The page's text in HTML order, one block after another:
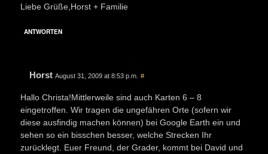
Liebe Grüße,Horst + Familie
ANTWORTEN
Horst August 31, 2009 at 8:53 p.m. #
Hallo Christa!Mittlerweile sind auch Karten 6 – 8
eingetroffen. Wir tragen die ungefähren Orte (sofern wir
diese ausfindig machen können) bei Google Earth ein und
sehen so ein bisschen besser, welche Strecken Ihr
zurücklegt. Euer Freund, der Grader, kommt bei David und